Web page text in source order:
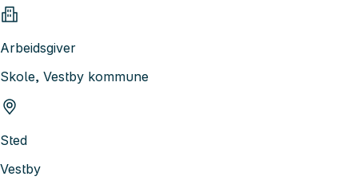
Arbeidsgiver
Skole, Vestby kommune
Sted
Vestby